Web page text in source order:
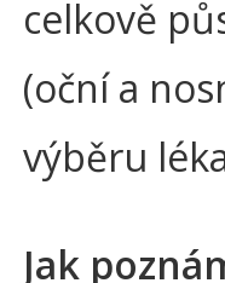
celkově
(oční a
výběru
Jak